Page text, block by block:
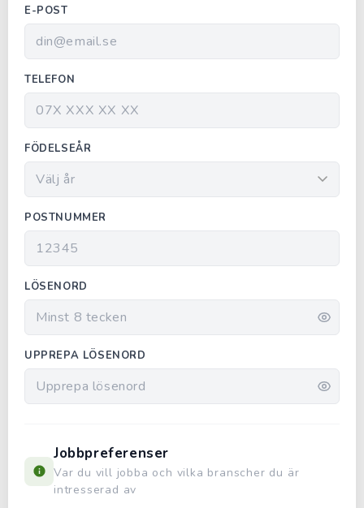
E-POST
TELEFON
FÖDELSEÅR
POSTNUMMER
LÖSENORD
UPPREPA LÖSENORD
Jobbpreferenser
Var du vill jobba och vilka branscher du är
intresserad av